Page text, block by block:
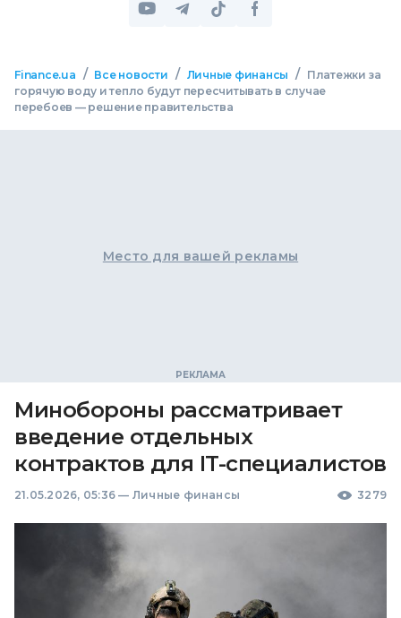
Finance.ua / Все новости / Личные финансы /
Платежки за
горячую воду и тепло будут пересчитывать в случае
перебоев — решение правительства
Место для вашей рекламы
Минобороны рассматривает
введение отдельных
контрактов для IT-специалистов
21.05.2026, 05:36 — Личные финансы 3279